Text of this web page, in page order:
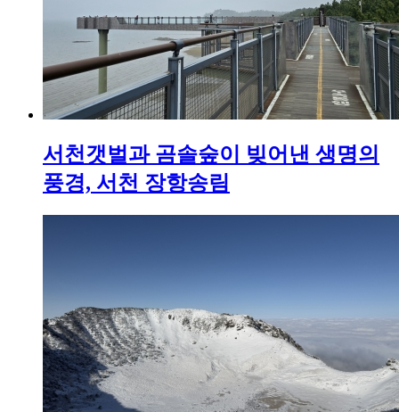
서천갯벌과 곰솔숲이 빚어낸 생명의
풍경, 서천 장항송림